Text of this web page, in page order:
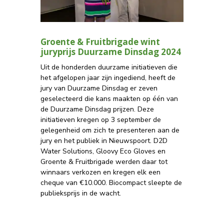
Groente & Fruitbrigade wint
juryprijs Duurzame Dinsdag 2024
Uit de honderden duurzame initiatieven die
het afgelopen jaar zijn ingediend, heeft de
jury van Duurzame Dinsdag er zeven
geselecteerd die kans maakten op één van
de Duurzame Dinsdag prijzen. Deze
initiatieven kregen op 3 september de
gelegenheid om zich te presenteren aan de
jury en het publiek in Nieuwspoort. D2D
Water Solutions, Gloovy Eco Gloves en
Groente & Fruitbrigade werden daar tot
winnaars verkozen en kregen elk een
cheque van €10.000. Biocompact sleepte de
publieksprijs in de wacht.